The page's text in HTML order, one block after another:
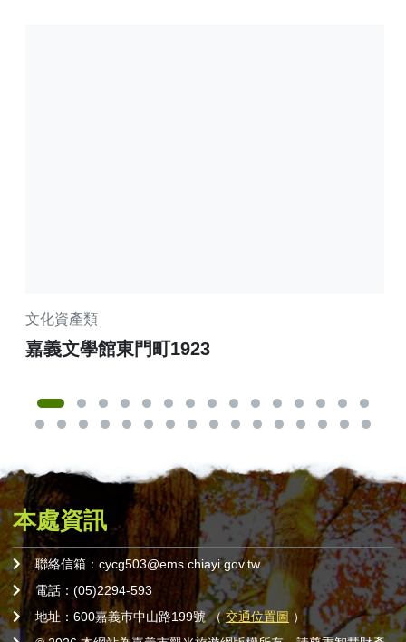
文化資產類
嘉義文學館東門町1923
本處資訊
聯絡信箱：cycg503@ems.chiayi.gov.tw
電話：(05)2294-593
地址：600嘉義巿中山路199號 （交通位置圖 ）